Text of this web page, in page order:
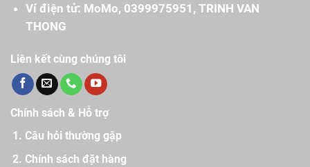
Ví điện tử: MoMo, 0399975951, TRINH VAN
THONG
Liên kết cùng chúng tôi
Chính sách & Hỗ trợ
Câu hỏi thường gặp
Chính sách đặt hàng